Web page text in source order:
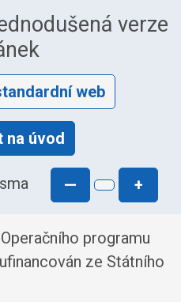
verze
web
na úvod
— +
programu
ze Státního